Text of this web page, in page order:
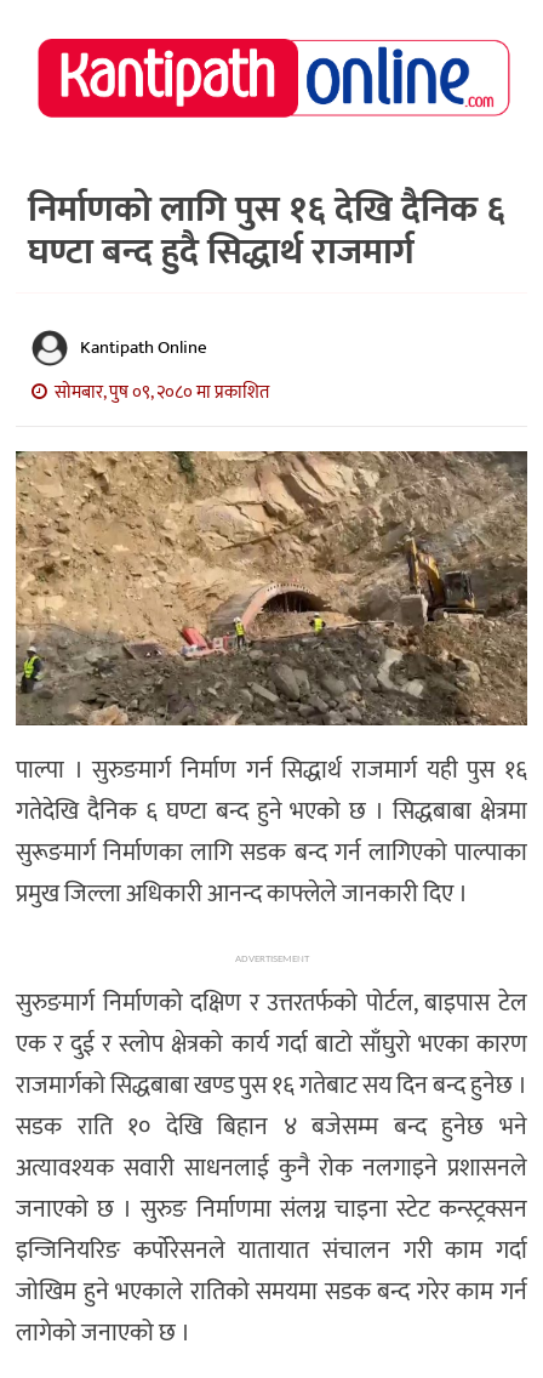
राष्ट्रिय
समाचार
नेपाल
अर्थ/
मनोरञ्जन
स्वास्थ्य
अन्तर्वार्ता/
विचार
अन्तर्राष्ट्रिय/
प्रवास
भिडियो
राशिफल
निर्माणको लागि पुस १६ देखि दैनिक ६
घण्टा बन्द हुदै सिद्धार्थ राजमार्ग
Kantipath Online
सोमबार, पुष ०९, २०८० मा प्रकाशित
पाल्पा । सुरुङमार्ग निर्माण गर्न सिद्धार्थ राजमार्ग यही पुस १६
गतेदेखि दैनिक ६ घण्टा बन्द हुने भएको छ । सिद्धबाबा क्षेत्रमा
सुरूङमार्ग निर्माणका लागि सडक बन्द गर्न लागिएको पाल्पाका
प्रमुख जिल्ला अधिकारी आनन्द काफ्लेले जानकारी दिए ।
ADVERTISEMENT
सुरुङमार्ग निर्माणको दक्षिण र उत्तरतर्फको पोर्टल, बाइपास टेल
एक र दुई र स्लोप क्षेत्रको कार्य गर्दा बाटो साँघुरो भएका कारण
राजमार्गको सिद्धबाबा खण्ड पुस १६ गतेबाट सय दिन बन्द हुनेछ ।
सडक राति १० देखि बिहान ४ बजेसम्म बन्द हुनेछ भने
अत्यावश्यक सवारी साधनलाई कुनै रोक नलगाइने प्रशासनले
जनाएको छ । सुरुङ निर्माणमा संलग्न चाइना स्टेट कन्स्ट्रक्सन
इन्जिनियरिङ कर्पोरेसनले यातायात संचालन गरी काम गर्दा
जोखिम हुने भएकाले रातिको समयमा सडक बन्द गरेर काम गर्न
लागेको जनाएको छ ।